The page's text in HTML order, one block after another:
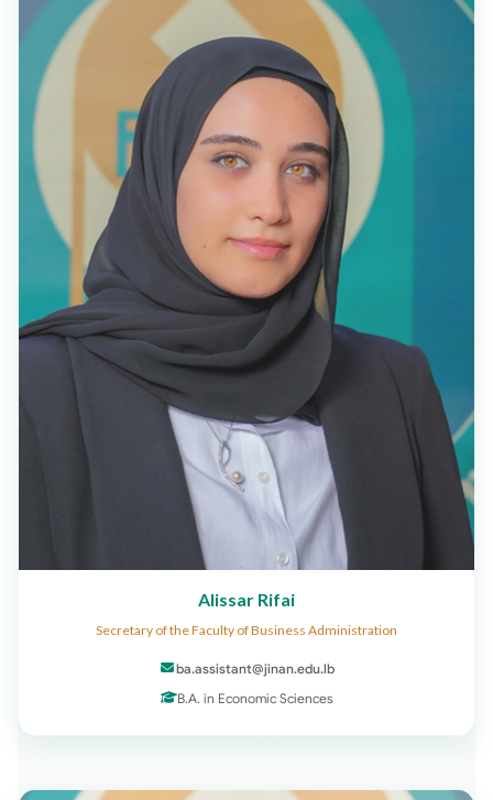
Alissar Rifai
Secretary of the Faculty of Business Administration
ba.assistant@jinan.edu.lb
B.A. in Economic Sciences